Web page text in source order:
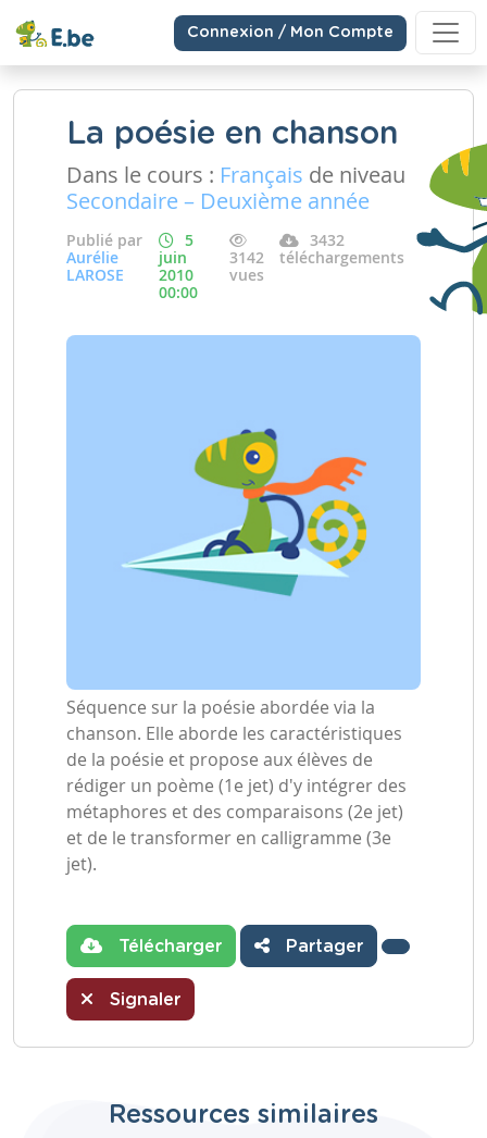
Connexion / Mon Compte
La poésie en chanson
Dans le cours : Français de niveau
Secondaire – Deuxième année
Publié par
Aurélie
LAROSE
5
juin
2010
00:00
3142
vues
3432
téléchargements
Séquence sur la poésie abordée via la
chanson. Elle aborde les caractéristiques
de la poésie et propose aux élèves de
rédiger un poème (1e jet) d'y intégrer des
métaphores et des comparaisons (2e jet)
et de le transformer en calligramme (3e
jet).
Télécharger Partager
Signaler
Ressources similaires